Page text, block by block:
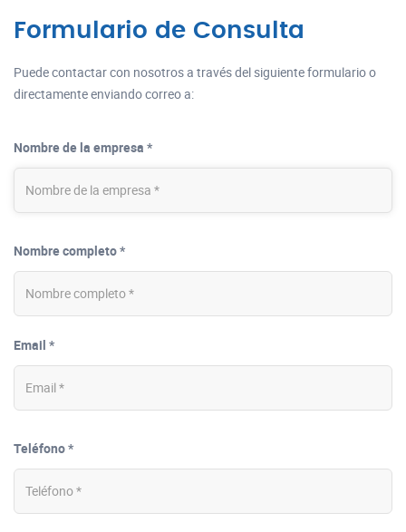
Formulario de Consulta
Puede contactar con nosotros a través del siguiente formulario o
directamente enviando correo a:
Nombre de la empresa *
Nombre completo *
Email *
Teléfono *